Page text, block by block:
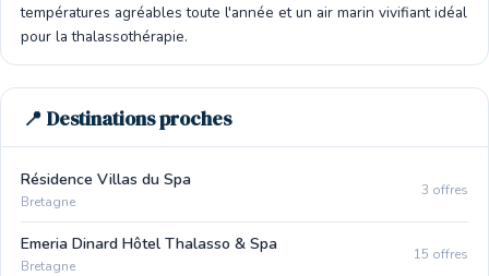
températures agréables toute l'année et un air marin vivifiant idéal
pour la thalassothérapie.
📍 Destinations proches
Résidence Villas du Spa
Bretagne
3 offres
Emeria Dinard Hôtel Thalasso & Spa
Bretagne
15 offres